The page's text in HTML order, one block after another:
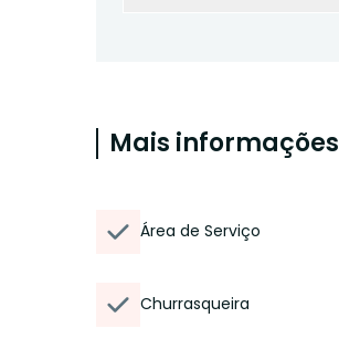
Mais informações
Área de Serviço
Churrasqueira